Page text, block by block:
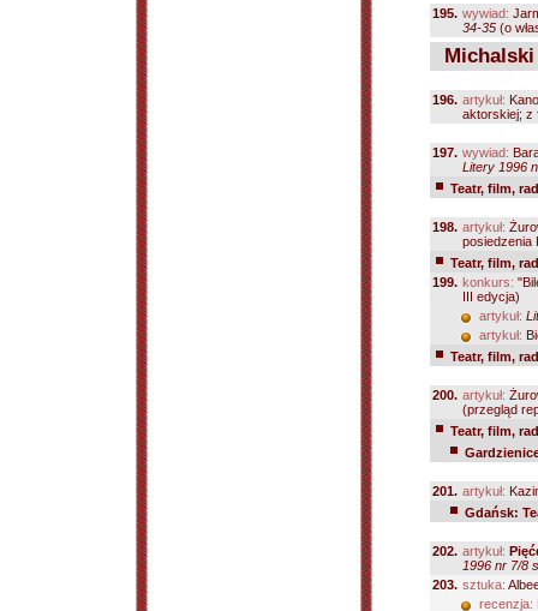
195. wywiad:
34-35 (o
Michalski
196. artykuł:
aktorskiej; z
197. wywiad:
Litery 1996
Teatr, film,
198. artykuł:
posiedzenia
Teatr, film,
199. konkurs:
III edycja)
artykuł:
artykuł:
Teatr, film,
200. artykuł:
(przegląd
Teatr, film,
201. artykuł:
Gdańsk:
202. artykuł:
1996 nr 7/8
203. sztuka:
recenzja: